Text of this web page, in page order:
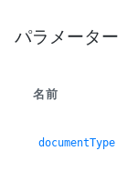
パラメーター
名前
documentType